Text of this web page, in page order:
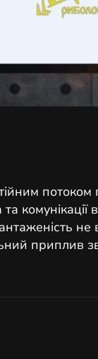
не
приплив